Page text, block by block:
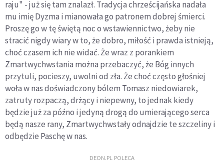
raju" - już się tam znalazł. Tradycja chrześcijańska nadała
mu imię Dyzma i mianowała go patronem dobrej śmierci.
Proszę go w tę świętą noc o wstawiennictwo, żeby nie
stracić nigdy wiary w to, że dobro, miłość i prawda istnieją,
choć czasem ich nie widać. Że wraz z porankiem
Zmartwychwstania można przebaczyć, że Bóg innych
przytuli, pocieszy, uwolni od zła. Że choć często głośniej
woła w nas doświadczony bólem Tomasz niedowiarek,
zatruty rozpaczą, drżący i niepewny, to jednak kiedy
będzie już za późno i jedyną drogą do umierającego serca
będą nasze rany, Zmartwychwstały odnajdzie te szczeliny i
odbędzie Paschę w nas.
DEON.PL POLECA